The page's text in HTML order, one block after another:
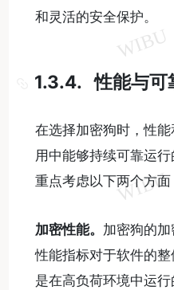
和灵活的安全保护。
1.3.4. 性能与可
在选择加密狗时，性
用中能够持续可靠运
重点考虑以下两个方面
加密性能。 加密狗的
性能指标对于软件的
是在高负荷环境中运